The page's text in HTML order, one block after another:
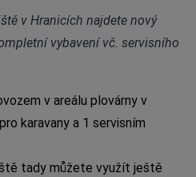
v Hranicích najdete nový
vybavení vč. servisního
v areálu plovárny v
karavany a 1 servisním
tady můžete využít ještě